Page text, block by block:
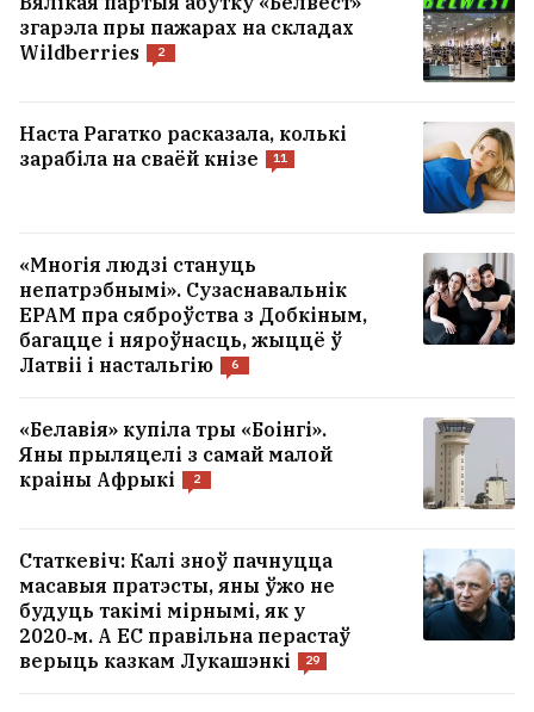
згарэла пры пажарах на складах
Wildberries
2
Наста Рагатко расказала, колькі
зарабіла на сваёй кнізе
11
«Многія людзі стануць
непатрэбнымі». Сузаснавальнік
EPAM пра сяброўства з Добкіным,
багацце і няроўнасць, жыццё ў
Латвіі і настальгію
6
«Белавія» купіла тры «Боінгі».
Яны прыляцелі з самай малой
краіны Афрыкі
2
Статкевіч: Калі зноў пачнуцца
масавыя пратэсты, яны ўжо не
будуць такімі мірнымі, як у
2020‑м. А ЕС правільна перастаў
верыць казкам Лукашэнкі
29